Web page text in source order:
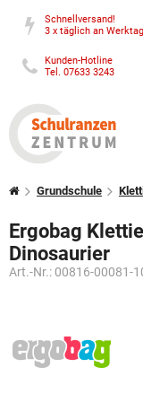
Schnellversand!
3 x täglich an
Kunden-Hotline
Tel. 07633 3243
Grundschule
Ergobag
Dinosaurier
Art.-Nr.: 00816-00081-